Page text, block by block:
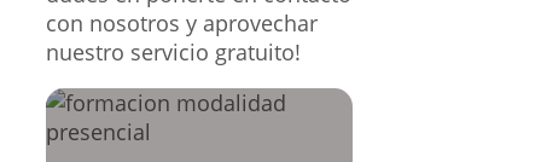
con nosotros y aprovechar
nuestro servicio gratuito!